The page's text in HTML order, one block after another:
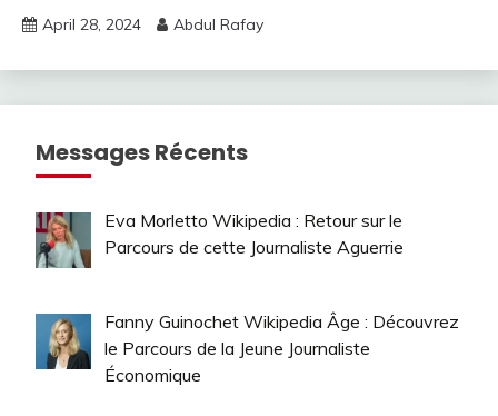
April 28, 2024 Abdul Rafay
Messages Récents
Eva Morletto Wikipedia : Retour sur le
Parcours de cette Journaliste Aguerrie
Fanny Guinochet Wikipedia Âge : Découvrez
le Parcours de la Jeune Journaliste
Économique